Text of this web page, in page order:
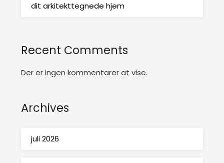
dit arkitekttegnede hjem
Recent Comments
Der er ingen kommentarer at vise.
Archives
juli 2026